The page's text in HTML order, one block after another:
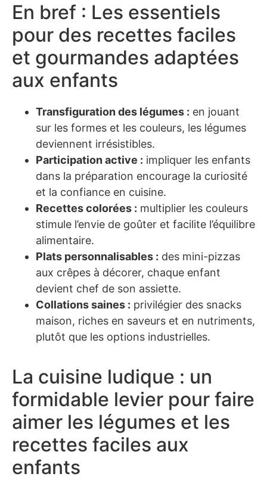
En bref : Les essentiels
pour des recettes faciles
et gourmandes adaptées
aux enfants
Transfiguration des légumes : en jouant
sur les formes et les couleurs, les légumes
deviennent irrésistibles.
Participation active : impliquer les enfants
dans la préparation encourage la curiosité
et la confiance en cuisine.
Recettes colorées : multiplier les couleurs
stimule l’envie de goûter et facilite l’équilibre
alimentaire.
Plats personnalisables : des mini-pizzas
aux crêpes à décorer, chaque enfant
devient chef de son assiette.
Collations saines : privilégier des snacks
maison, riches en saveurs et en nutriments,
plutôt que les options industrielles.
La cuisine ludique : un
formidable levier pour faire
aimer les légumes et les
recettes faciles aux
enfants